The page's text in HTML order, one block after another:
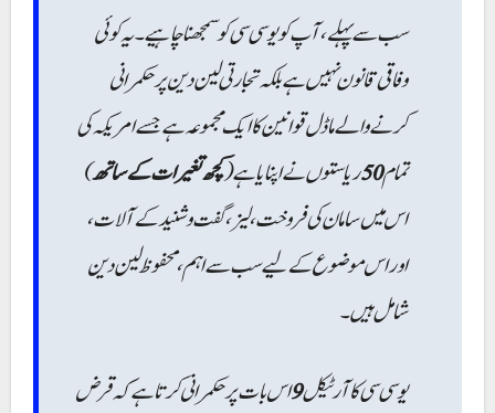
سب سے پہلے، آپ کو یو سی سی کو سمجھنا چاہیے۔ یہ کوئی
وفاقی قانون نہیں ہے بلکہ تجارتی لین دین پر حکمرانی
کرنے والے ماڈل قوانین کا ایک مجموعہ ہے جسے امریکہ کی
تمام50ریاستوں نے اپنایا ہے (کچھ تغیرات کے ساتھ)
اس میں سامان کی فروخت، لیز، گفت و شنید کے آلات،
اور اس موضوع کے لیے سب سے اہم، محفوظ لین دین
شامل ہیں۔
یو سی سی کا آرٹیکل9اس بات پر حکمرانی کرتا ہے کہ قرض